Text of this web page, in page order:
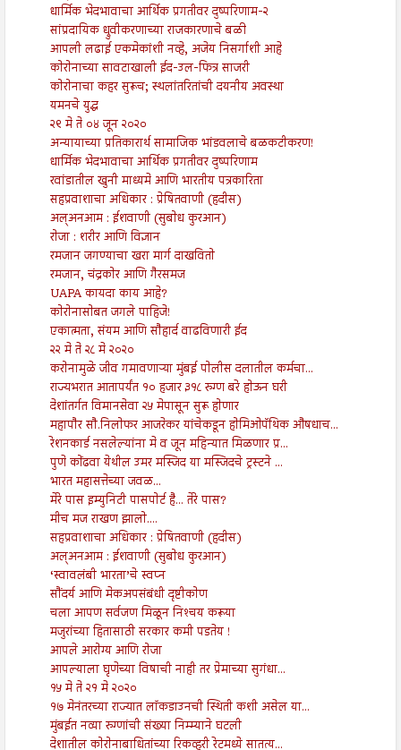
धार्मिक भेदभावाचा आर्थिक प्रगतीवर दुष्परिणाम-२
सांप्रदायिक ध्रुवीकरणाच्या राजकारणाचे बळी
आपली लढाई एकमेकांशी नव्हे, अजेय निसर्गाशी आहे
कोरोनाच्या सावटाखाली ईद-उल-फित्र साजरी
कोरोनाचा कहर सुरूच; स्थलांतरितांची दयनीय अवस्था
यमनचे युद्ध
२९ मे ते ०४ जून २०२०
अन्यायाच्या प्रतिकारार्थ सामाजिक भांडवलाचे बळकटीकरण!
धार्मिक भेदभावाचा आर्थिक प्रगतीवर दुष्परिणाम
रवांडातील खुनी माध्यमे आणि भारतीय पत्रकारिता
सहप्रवाशाचा अधिकार : प्रेषितवाणी (हदीस)
अल्अनआम : ईशवाणी (सुबोध कुरआन)
रोजा : शरीर आणि विज्ञान
रमजान जगण्याचा खरा मार्ग दाखवितो
रमजान, चंद्रकोर आणि गैरसमज
UAPA कायदा काय आहे?
कोरोनासोबत जगले पाहिजे!
एकात्मता, संयम आणि सौहार्द वाढविणारी ईद
२२ मे ते २८ मे २०२०
करोनामुळे जीव गमावणाऱ्या मुंबई पोलीस दलातील कर्मचा...
राज्यभरात आतापर्यंत १० हजार ३१८ रुग्ण बरे होऊन घरी
देशांतर्गत विमानसेवा २५ मेपासून सुरू होणार
महापौर सौ.निलोफर आजरेकर यांचेकडून होमिओपॅथिक औषधाच...
रेशनकार्ड नसलेल्यांना मे व जून महिन्यात मिळणार प्र...
पुणे कोंढवा येथील उमर मस्जिद या मस्जिदचे ट्रस्टने ...
भारत महासत्तेच्या जवळ...
मेरे पास इम्युनिटी पासपोर्ट है... तेरे पास?
मीच मज राखण झालो....
सहप्रवाशाचा अधिकार : प्रेषितवाणी (हदीस)
अल्अनआम : ईशवाणी (सुबोध कुरआन)
‘स्वावलंबी भारता’चे स्वप्न
सौंदर्य आणि मेकअपसंबंधी दृष्टीकोण
चला आपण सर्वजण मिळून निश्‍चय करूया
मजुरांच्या हितासाठी सरकार कमी पडतेय !
आपले आरोग्य आणि रोजा
आपल्याला घृणेच्या विषाची नाही तर प्रेमाच्या सुगंधा...
१५ मे ते २१ मे २०२०
१७ मेनंतरच्या राज्यात लॉकडाउनची स्थिती कशी असेल या...
मुंबईत नव्या रुग्णांची संख्या निम्म्याने घटली
देशातील कोरोनाबाधितांच्या रिकव्हरी रेटमध्ये सातत्य...